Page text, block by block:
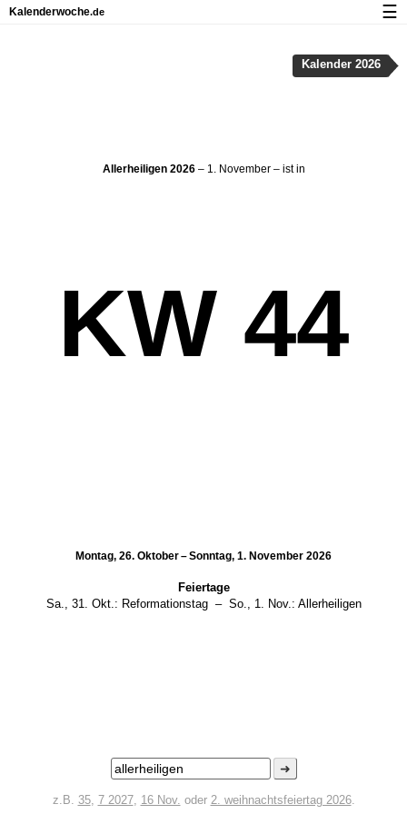
Allerheiligen 2026– 1. November – ist in
KW 44
Montag, 26. Oktober – Sonntag, 1. November 2026
Feiertage
Sa., 31. Okt.: Reformationstag– So., 1. Nov.: Allerheiligen
➜
z.B. 35, 7 2027, 16 Nov. oder 2. weihnachtsfeiertag 2026.
Kalender 2026
Kalenderwoche.de ☰